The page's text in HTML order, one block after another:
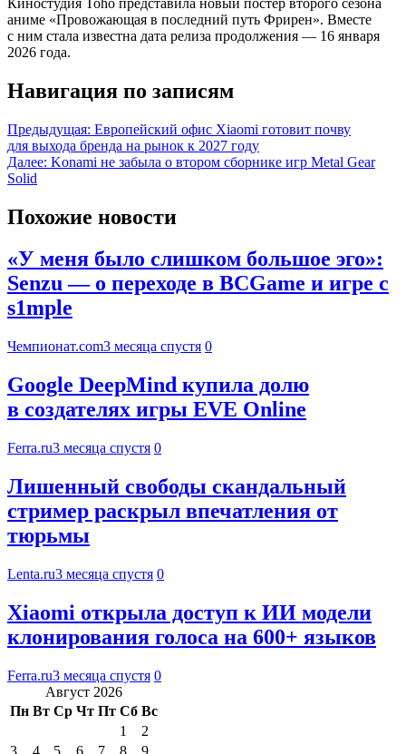
аниме «Провожающая в последний путь Фрирен». Вместе
с ним стала известна дата релиза продолжения — 16 января
2026 года.
Навигация по записям
Предыдущая: Европейский офис Xiaomi готовит почву
для выхода бренда на рынок к 2027 году
Далее: Konami не забыла о втором сборнике игр Metal Gear
Solid
Похожие новости
«У меня было слишком большое эго»:
Senzu — о переходе в BCGame и игре с
s1mple
Чемпионат.com3 месяца спустя 0
Google DeepMind купила долю
в создателях игры EVE Online
Ferra.ru3 месяца спустя 0
Лишенный свободы скандальный
стример раскрыл впечатления от
тюрьмы
Lenta.ru3 месяца спустя 0
Xiaomi открыла доступ к ИИ модели
клонирования голоса на 600+ языков
Ferra.ru3 месяца спустя 0
Август 2026
Пн Вт Ср Чт Пт Сб Вс
1
2
3
4 5 6 7 8
9